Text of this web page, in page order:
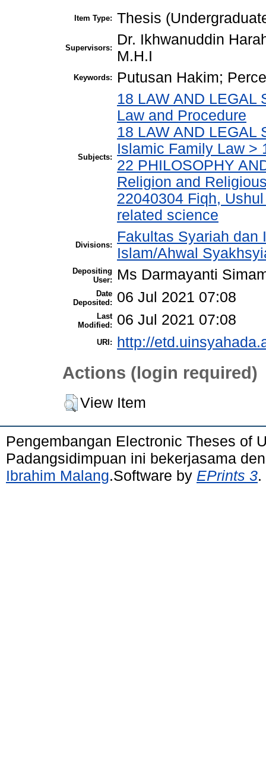
Item Type: Thesis
Supervisors:
Dr. Ikhwanuddin
M.H.I
Keywords: Putusan Hakim;
Subjects:
18 LAW AND LEGAL
Law and Procedure
18 LAW AND LEGAL
Islamic Family Law >
22 PHILOSOPHY
Religion and
22040304 Fiqh,
related science
Divisions:
Fakultas Syariah dan
Islam/Ahwal
Depositing
User:
Ms Darmayanti
Date
Deposited:
06 Jul 2021 07:08
Last
Modified:
06 Jul 2021 07:08
URI: http://
Actions (login required)
View Item
Pengembangan Electronic Theses of
Padangsidimpuan ini bekerjasama
Ibrahim Malang.Software by EPrints 3.